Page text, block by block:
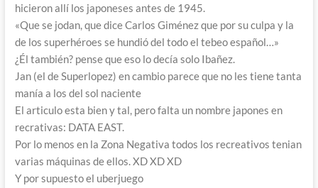
hicieron allí los japoneses antes de 1945.
«Que se jodan, que dice Carlos Giménez que por su culpa y la
de los superhéroes se hundió del todo el tebeo español…»
¿Él también? pense que eso lo decía solo Ibañez.
Jan (el de Superlopez) en cambio parece que no les tiene tanta
manía a los del sol naciente
El articulo esta bien y tal, pero falta un nombre japones en
recrativas: DATA EAST.
Por lo menos en la Zona Negativa todos los recreativos tenian
varias máquinas de ellos. XD XD XD
Y por supuesto el uberjuego